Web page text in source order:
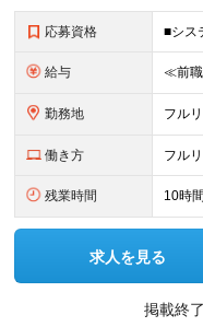
応募資格
給与
勤務地
働き方 フル
残業時間 10時
求人を見る
掲載終